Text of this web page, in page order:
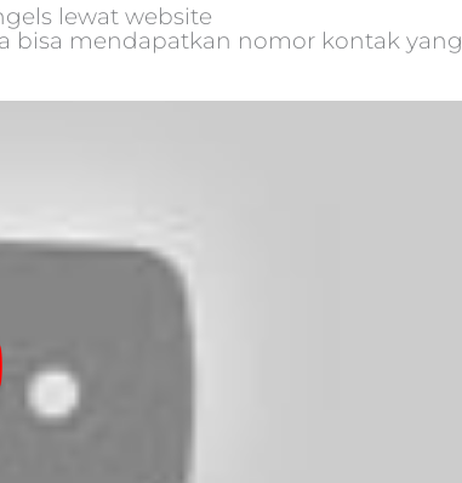
lewat website
bisa mendapatkan nomor kontak yang